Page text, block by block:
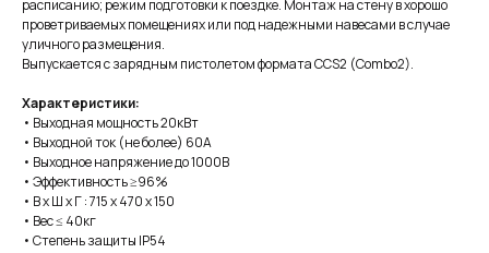
расписанию; режим подготовки к поездке. Монтаж на стену в хорошо
проветриваемых помещениях или под надежными навесами в случае
уличного размещения.
Выпускается с зарядным пистолетом формата CCS2 (Combo2).
Характеристики:
• Выходная мощность 20кВт
• Выходной ток (не более) 60А
• Выходное напряжение до 1000В
• Эффективность ≥96%
• В х Ш х Г : 715 х 470 х 150
• Вес ≤ 40кг
• Степень защиты IP54